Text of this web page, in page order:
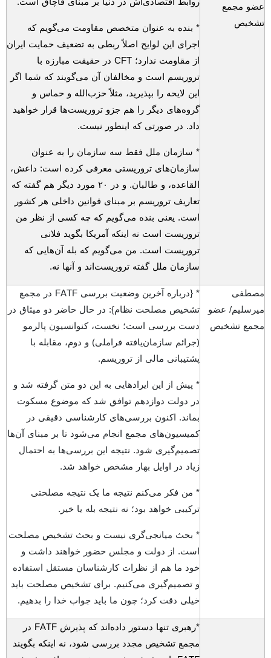
عضو مجمع
تشخیص
روابط اقتصادی‌اش در دنیا بر مبنای قاچاق است.
* بنده به عنوان متخصص مقاومت می‌گویم که
اجرای این لوایح اصلاً ربطی به تضعیف حمایت ایران
از مقاومت ندارد؛ CFT در حقیقت مبارزه با
تروریسم است و مخالفان آن می‌گویند که شما اگر
این لایحه را بپذیرید، مثلاً حزب‌الله و حماس و
گروه‌های دیگر را هم جزو تروریست‌ها قرار خواهید
داد. در صورتی که اینطور نیست.
* سازمان ملل فقط سه سازمان را به عنوان
سازمان‌های تروریستی معرفی کرده است: داعش،
القاعده، و طالبان. و در
۲۰ مورد دیگر هم گفته که
تعاریف تروریسم بر مبنای قوانین داخلی هر کشور
است. یعنی بنده می‌گویم که چه کسی از نظر من
تروریست است نه اینکه آمریکا بگوید فلانی
تروریست است. من می‌گویم که بله آن‌هایی که
سازمان ملل گفته تروریست‌اند و آنها نه.
مصطفی
میرسلیم/ عضو
مجمع تشخیص
* {درباره آخرین وضعیت بررسی FATF در مجمع
تشخیص مصلحت نظام}: در حال حاضر دو میثاق در
دست بررسی است؛ نخست، کنوانسیون پالرمو
(جرائم سازمان‌یافته فراملی) و دوم، مقابله با
پشتیبانی مالی از تروریسم.
* پیش از این ایرادهایی به این دو متن گرفته شد و
در دولت دوازدهم توافق شد که موضوع مسکوت
بماند. اکنون بررسی‌های کارشناسی دقیقی در
کمیسیون‌های مجمع انجام می‌شود تا بر مبنای آن‌ها
تصمیم‌گیری شود. نتیجه این بررسی‌ها به احتمال
زیاد در اوایل بهار مشخص خواهد شد.
* من فکر می‌کنم نتیجه ما یک نتیجه مصلحتی
ترکیبی خواهد بود؛ نه نتیجه بله یا خیر.
* بحث میانجی‌گری نیست و بحث تشخیص مصلحت
است. از دولت و مجلس حضور خواهند داشت و
خود ما هم از نظرات کارشناسان مستقل استفاده
و تصمیم‌گیری می‌کنیم. برای تشخیص مصلحت باید
خیلی دقت کرد؛ چون ما باید جواب خدا را بدهیم.
*رهبری تنها دستور داده‌اند که پذیرش FATF در
مجمع تشخیص مجدد بررسی شود، نه اینکه بگویند